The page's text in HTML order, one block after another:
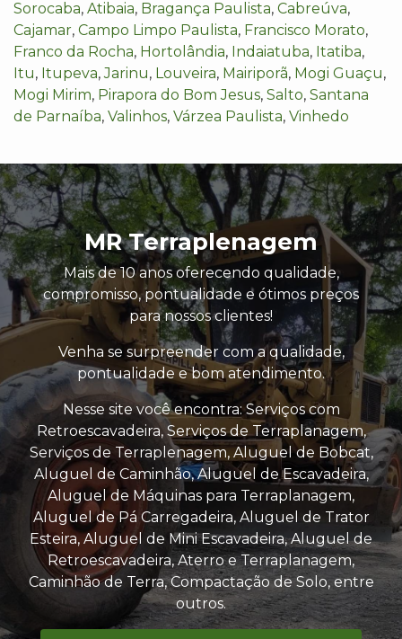
Sorocaba, Atibaia, Bragança Paulista, Cabreúva,
Cajamar, Campo Limpo Paulista, Francisco Morato,
Franco da Rocha, Hortolândia, Indaiatuba, Itatiba,
Itu, Itupeva,Jarinu, Louveira, Mairiporã, Mogi Guaçu,
Mogi Mirim, Pirapora do Bom Jesus, Salto, Santana
de Parnaíba, Valinhos, Várzea Paulista, Vinhedo
MR Terraplenagem
Mais de 10 anos oferecendo qualidade,
compromisso, pontualidade e ótimos preços
para nossos clientes!
Venha se surpreender com a qualidade,
pontualidade e bom atendimento.
Nesse site você encontra: Serviços com
Retroescavadeira, Serviços de Terraplanagem,
Serviços de Terraplenagem, Aluguel de Bobcat,
Aluguel de Caminhão, Aluguel de Escavadeira,
Aluguel de Máquinas para Terraplanagem,
Aluguel de Pá Carregadeira, Aluguel de Trator
Esteira, Aluguel de Mini Escavadeira, Aluguel de
Retroescavadeira, Aterro e Terraplanagem,
Caminhão de Terra, Compactação de Solo, entre
outros.